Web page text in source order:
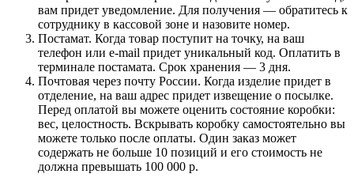
вам придет уведомление. Для получения — обратитесь к
сотруднику в кассовой зоне и назовите номер.
Постамат. Когда товар поступит на точку, на ваш
телефон или e-mail придет уникальный код. Оплатить в
терминале постамата. Срок хранения — 3 дня.
Почтовая через почту России. Когда изделие придет в
отделение, на ваш адрес придет извещение о посылке.
Перед оплатой вы можете оценить состояние коробки:
вес, целостность. Вскрывать коробку самостоятельно вы
можете только после оплаты. Один заказ может
содержать не больше 10 позиций и его стоимость не
должна превышать 100 000 р.